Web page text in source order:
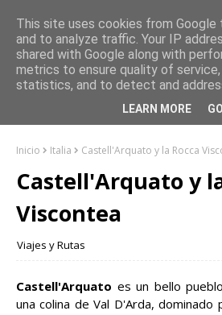
Inicio Italia Castell'Arquato y la Rocca
Castell'Arquato y
Viscontea
Viajes y Rutas
Castell'Arquato es un bello
una colina de Val D'Arda,
This site uses cookies from
and to analyze traffic. Your IP
shared with Google along with
metrics to ensure quality of
statistics, and to detect and
LEARN MORE